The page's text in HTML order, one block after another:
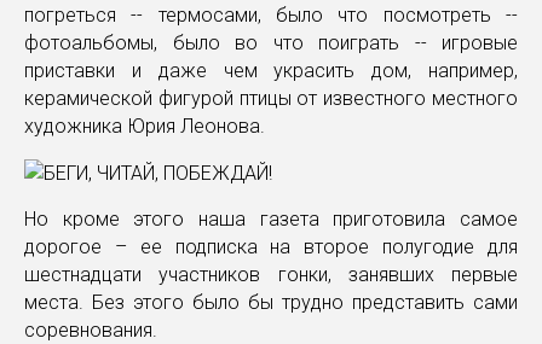
погреться -- термосами, было что посмотреть --
фотоальбомы, было во что поиграть -- игровые
приставки и даже чем украсить дом, например,
керамической фигурой птицы от известного местного
художника Юрия Леонова.
Но кроме этого наша газета приготовила самое
дорогое – ее подписка на второе полугодие для
шестнадцати участников гонки, занявших первые
места. Без этого было бы трудно представить сами
соревнования.